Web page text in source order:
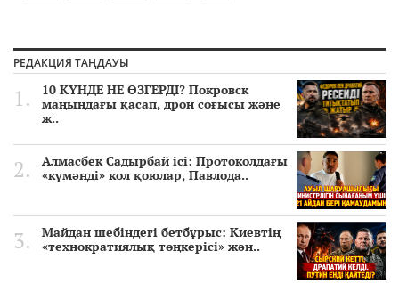
РЕДАКЦИЯ ТАҢДАУЫ
10 КҮНДЕ НЕ ӨЗГЕРДІ? Покровск
маңындағы қасап, дрон соғысы және
ж..
Алмасбек Садырбай ісі: Протоколдағы
«күмәнді» кол қоюлар, Павлода..
Майдан шебіндегі бетбұрыс: Киевтің
«технократиялық төңкерісі» жән..